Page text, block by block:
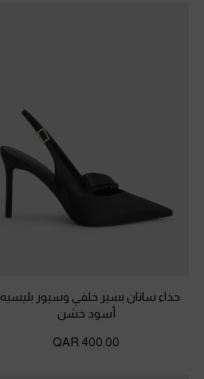
حذاء ساتان بسير خلفي وسيور بليسيه
أسود خشن
400.00 QAR